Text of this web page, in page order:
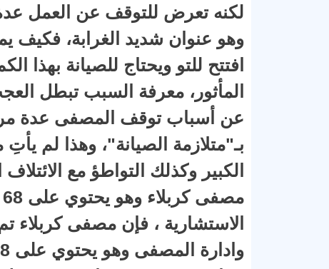
لكنه تعرض للتوقف عن العمل
افتتح للتو ويحتاج للصيانة بهذا
المأثور، معرفة السبب تبطل
عن أسباب توقف المصفى عدة
بـ"متلازمة الصيانة"، وهذا لم
الكبير وكذلك التواطؤ مع
الاستشارية ، فإن مصفى